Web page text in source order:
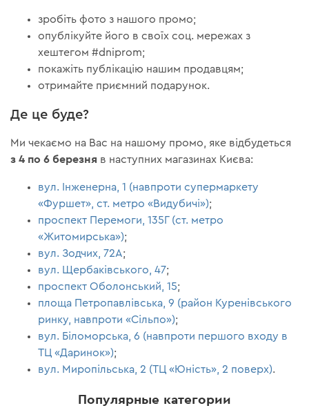
зробіть фото з нашого промо;
опублікуйте його в своїх соц. мережах з
хештегом #dniprom;
покажіть публікацію нашим продавцям;
отримайте приємний подарунок.
Де це буде?
Ми чекаємо на Вас на нашому промо, яке відбудеться
з 4 по 6 березня в наступних магазинах Києва:
вул. Інженерна, 1 (навпроти супермаркету
«Фуршет», ст. метро «Видубичі»);
проспект Перемоги, 135Г (ст. метро
«Житомирська»);
вул. Зодчих, 72А;
вул. Щербаківського, 47;
проспект Оболонський, 15;
площа Петропавлівська, 9 (район Куренівського
ринку, навпроти «Сільпо»);
вул. Біломорська, 6 (навпроти першого входу в
ТЦ «Даринок»);
вул. Миропільська, 2 (ТЦ «Юність», 2 поверх).
Популярные категории